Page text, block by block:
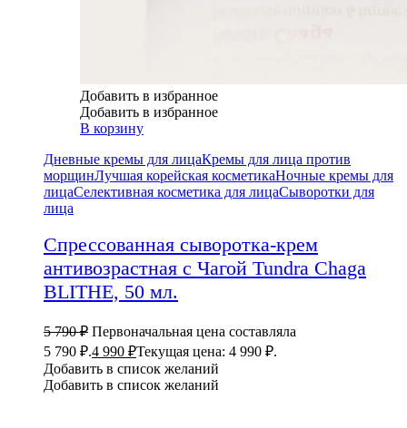
Добавить в избранное
Добавить в избранное
В корзину
Дневные кремы для лицаКремы для лица против
морщинЛучшая корейская косметикаНочные кремы для
лицаСелективная косметика для лицаСыворотки для
лица
Спрессованная сыворотка-крем
антивозрастная с Чагой Tundra Chaga
BLITHE, 50 мл.
5 790₽ Первоначальная цена составляла
5 790 ₽.4 990 ₽Текущая цена: 4 990 ₽.
Добавить в список желаний
Добавить в список желаний